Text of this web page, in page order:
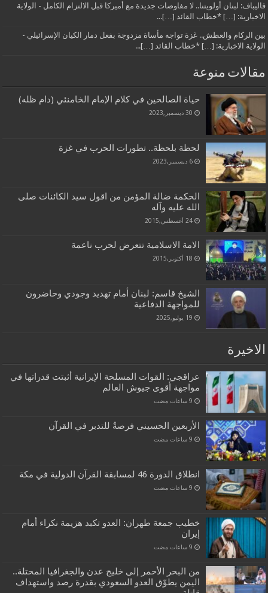
قاليباف: لبنان أولويتنا.. لا مفاوضات جديدة مع أميركا قبل الالتزام الكامل - الولاية
الاخبارية: […] *خطاب القائد […]...
بين الركام والعطش.. غزة تواجه مأساة مزدوجة بفعل دمار الكيان الإسرائيلي -
الولاية الاخبارية: […] *خطاب القائد […]...
مقالات منوعة
حياة الصالحين في كلام الإمام الخامنئي (دام ظله)
30 ديسمبر,2023
لحظة بلحظة.. تطورات الحرب في غزة
6 ديسمبر,2023
الحكمة ضالة المؤمن من اقول سيد الكائنات صلى
الله عليه وآله
24 أغسطس,2015
الامة الاسلامية تتعرض لحرب ناعمة
18 أكتوبر,2015
الشيخ قاسم: لبنان أمام تهديد وجودي وحاضرون
للمواجهة الدفاعية
19 يوليو,2025
الاخيرة
عراقجي: القوات المسلحة الإيرانية أثبتت قدراتها في
مواجهة أقوى جيوش العالم
الأربعين الحسيني فرصةٌ للتدبر في القرآن
انطلاق الدورة 46 لمسابقة القرآن الدولية في مكة
خطيب جمعة طهران: العدو تكبد هزيمة نكراء أمام
إيران
من البحر الأحمر إلى خليج عدن والجغرافيا المحتلة..
اليمن يطوّق العدو السعودي بقدرة رصد واستهداف